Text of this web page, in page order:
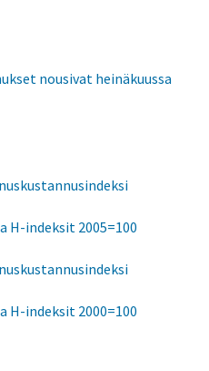
nousivat heinäkuussa
H-indeksit 2005=100
H-indeksit 2000=100